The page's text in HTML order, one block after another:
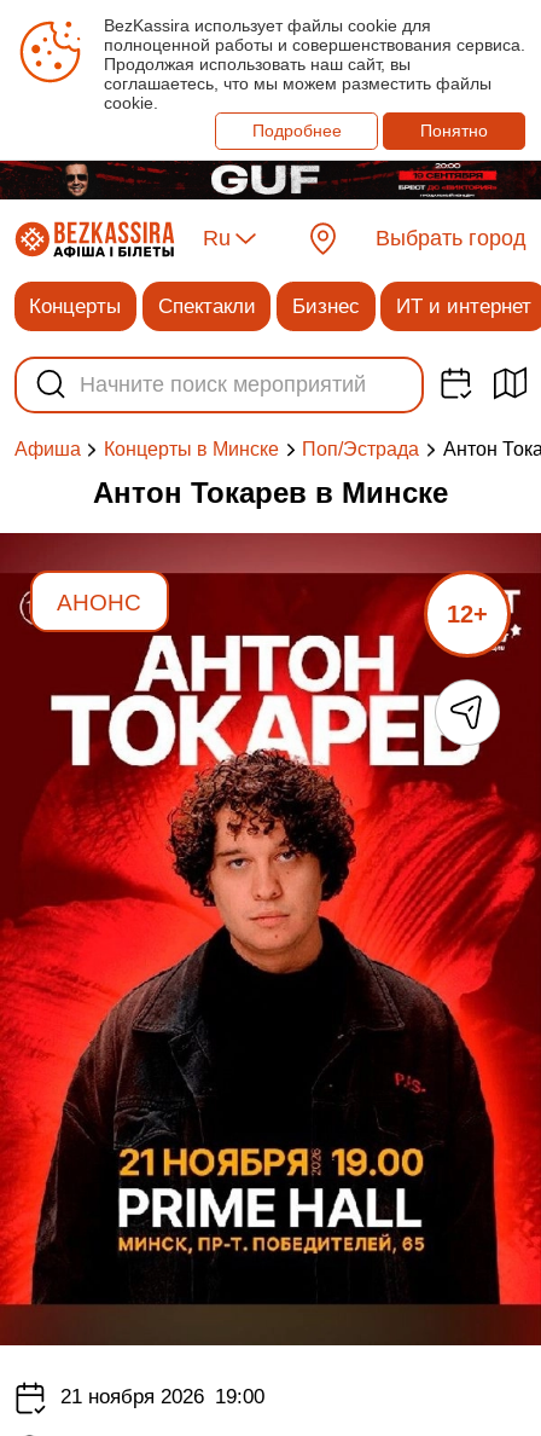
BezKassira использует файлы cookie для
полноценной работы и совершенствования сервиса.
Продолжая использовать наш сайт, вы
соглашаетесь, что мы можем разместить файлы
cookie.
Подробнее
Понятно
Ru Выбрать город
Концерты Спектакли Бизнес ИТ и интернет
Афиша Концерты в Минске Поп/Эстрада Антон
Антон Токарев в Минске
АНОНС 12+
21 ноября 2026 19:00